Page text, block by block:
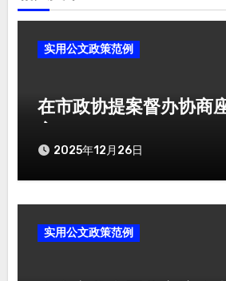
实用公文政策范例
在市政协提案督办协商
2025年12月26日
实用公文政策范例